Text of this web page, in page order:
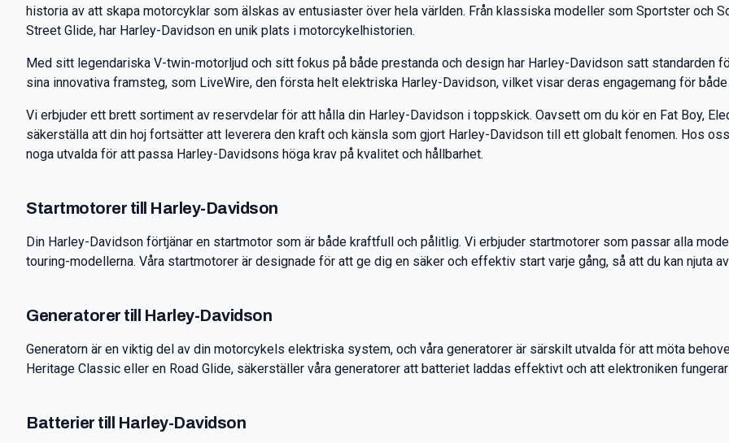
historia av att skapa motorcyklar som älskas av entusiaster över hela världen. Från klassiska modeller som Sportster och
Street Glide, har Harley-Davidson en unik plats i motorcykelhistorien.
Med sitt legendariska V-twin-motorljud och sitt fokus på både prestanda och design har Harley-Davidson satt standarden
sina innovativa framsteg, som LiveWire, den första helt elektriska Harley-Davidson, vilket visar deras engagemang för
Vi erbjuder ett brett sortiment av reservdelar för att hålla din Harley-Davidson i toppskick. Oavsett om du kör en Fat Boy,
säkerställa att din hoj fortsätter att leverera den kraft och känsla som gjort Harley-Davidson till ett globalt fenomen. Hos
noga utvalda för att passa Harley-Davidsons höga krav på kvalitet och hållbarhet.
Startmotorer till Harley-Davidson
Din Harley-Davidson förtjänar en startmotor som är både kraftfull och pålitlig. Vi erbjuder startmotorer som passar alla
touring-modellerna. Våra startmotorer är designade för att ge dig en säker och effektiv start varje gång, så att du kan njuta
Generatorer till Harley-Davidson
Generatorn är en viktig del av din motorcykels elektriska system, och våra generatorer är särskilt utvalda för att möta
Heritage Classic eller en Road Glide, säkerställer våra generatorer att batteriet laddas effektivt och att elektroniken
Batterier till Harley-Davidson